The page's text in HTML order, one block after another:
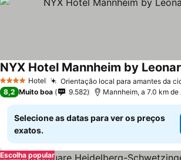
4 EstrelasHotel Orientação local para amantes da
NYX Hotel Mannheim by
8,2 Muito boa 9.582 Mannheim, a 7.0 km de
Selecione as datas para ver os preços
exatos.
Escolha popular